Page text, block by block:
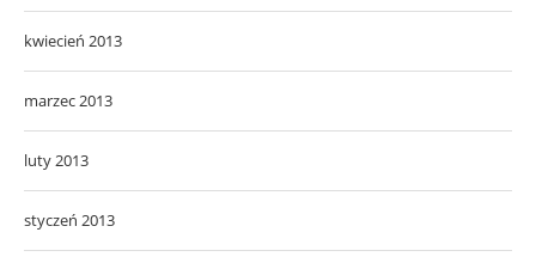
kwiecień 2013
marzec 2013
luty 2013
styczeń 2013